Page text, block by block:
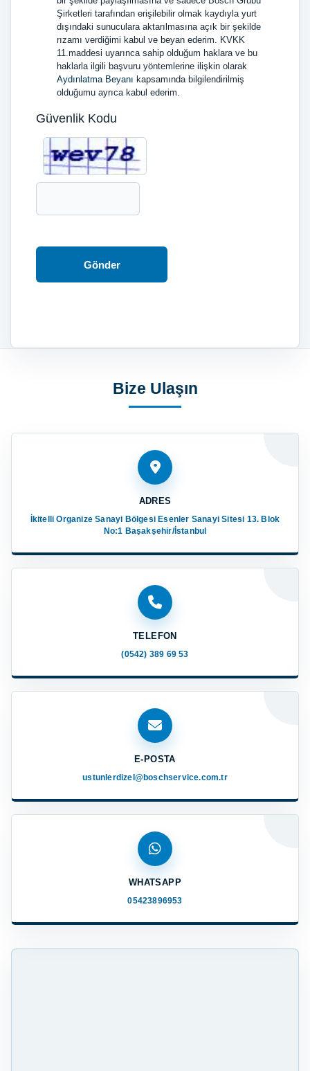
Şirketleri tarafından erişilebilir olmak kaydıyla yurt
dışındaki sunuculara aktarılmasına açık bir şekilde
rızamı verdiğimi kabul ve beyan ederim. KVKK
11.maddesi uyarınca sahip olduğum haklara ve bu
haklarla ilgili başvuru yöntemlerine ilişkin olarak
Aydınlatma Beyanı kapsamında bilgilendirilmiş
olduğumu ayrıca kabul ederim.
Güvenlik Kodu
Bize Ulaşın
ADRES
İkitelli Organize Sanayi Bölgesi Esenler Sanayi Sitesi 13. Blok
No:1 Başakşehir/İstanbul
TELEFON
(0542) 389 69 53
E-POSTA
ustunlerdizel@boschservice.com.tr
WHATSAPP
05423896953